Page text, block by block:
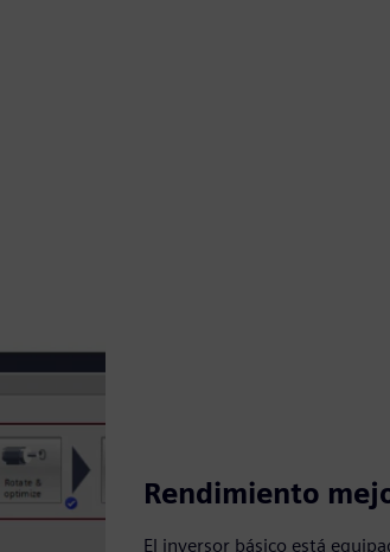
Rendimiento
El inversor básico está